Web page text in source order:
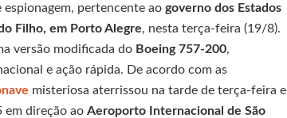
espionagem, pertencente ao governo dos Estados
Filho, em Porto Alegre, nesta terça-feira (19/8).
versão modificada do Boeing 757-200,
e ação rápida. De acordo com as
misteriosa aterrissou na tarde de terça-feira e
em direção ao Aeroporto Internacional de São